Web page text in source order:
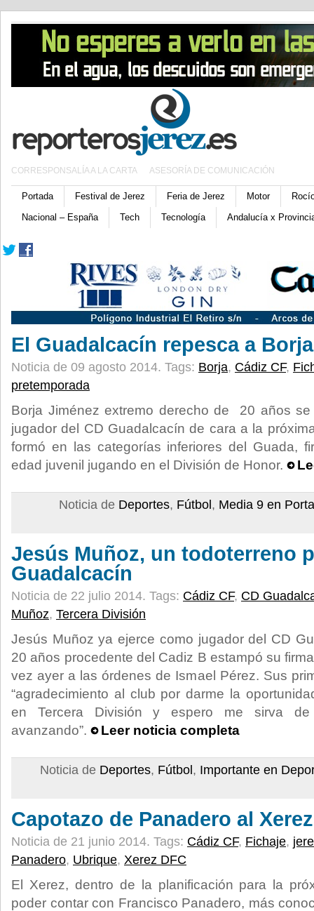
CORRESPONSALÍA A LA CARTA ASESORÍA DE COMUNICACIÓN
Portada Festival de Jerez Feria de Jerez Motor
Nacional – España
Tech Tecnología Andalucía x
El Guadalcacín repesca a
Noticia de 09 agosto 2014. Tags: Borja, Cádiz CF,
pretemporada
Borja Jiménez extremo derecho de 20 años
jugador del CD Guadalcacín de cara a la
formó en las categorías inferiores del Guada,
edad juvenil jugando en el División de Honor.
Noticia de Deportes, Fútbol , Media 9 en
Jesús Muñoz, un todoterreno
Guadalcacín
Noticia de 22 julio 2014. Tags: Cádiz CF, CD
Muñoz, Tercera División
Jesús Muñoz ya ejerce como jugador del CD
20 años procedente del Cadiz B estampó su
vez ayer a las órdenes de Ismael Pérez. Sus
“agradecimiento al club por darme la
en Tercera División y espero me sirva de
avanzando”.
Leer noticia completa
Noticia de Deportes, Fútbol , Importante en
Capotazo de Panadero al
Noticia de 21 junio 2014. Tags: Cádiz CF, Fichaje,
Panadero, Ubrique, Xerez DFC
El Xerez, dentro de la planificación para la
poder contar con Francisco Panadero, más